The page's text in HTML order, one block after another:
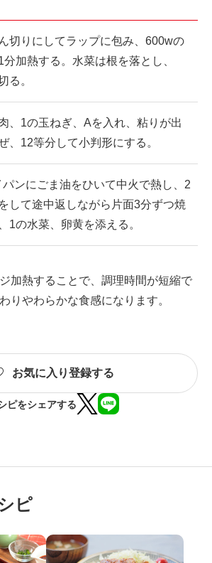
切りにしてラップに包み、600wの
加熱する。水菜は根を落とし、
る。
、1の玉ねぎ、Aを入れ、粘りが出
、12等分して小判形にする。
ンにごま油をひいて中火で熱し、2
して途中返しながら片面3分ずつ焼
1の水菜、卵黄を添える。
加熱することで、調理時間が短縮で
りやわらかな食感になります。
お気に入り登録する
ピをシェアする
ピ